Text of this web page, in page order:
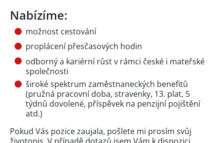
Nabízíme:
možnost cestování
proplácení přesčasových hodin
odborný a kariérní růst v rámci české i mateřské
společnosti
široké spektrum zaměstnaneckých benefitů
(pružná pracovní doba, stravenky, 13. plat, 5
týdnů dovolené, příspěvek na penzijní pojištění
atd.)
Pokud Vás pozice zaujala, pošlete mi prosím svůj